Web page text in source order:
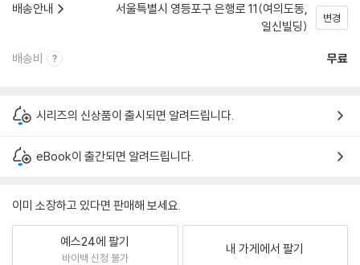
배송안내
서울특별시 영등포구 은행로 11(여의도동,
일신빌딩)
변경
배송비 무료
시리즈의 신상품이 출시되면 알려드립니다.
eBook이 출간되면 알려드립니다.
이미 소장하고 있다면 판매해 보세요.
예스24에 팔기
바이백 신청 불가
내 가게에서 팔기